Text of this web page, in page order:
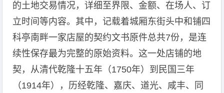
的土地交易情况，详细至界限、金额、在场人、订
立时间等内容。其中，记载着城厢东街头中和铺四
科亭南畔一家店屋的契约文书原件总共7份，是连
续性保存最为完整的原始资料。这一处店铺的地
契，从清代乾隆十五年（1750年）到民国三年
（1914年），历经乾隆、嘉庆、道光、咸丰、同